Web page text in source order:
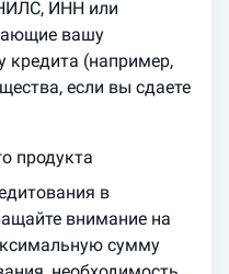
ИНН или
вашу
кредита (например,
если вы сдаете
продукта
в
внимание на
сумму